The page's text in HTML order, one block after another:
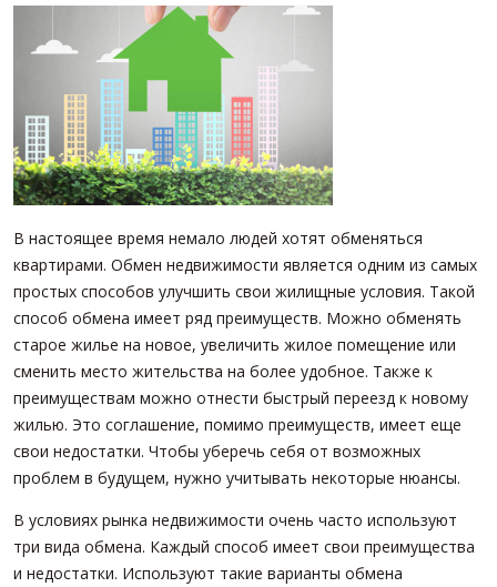
СТАТЬИ
ПАРТНЕРЫ
О НАС
Сотрудники
Вакансии
ОСТАВИТЬ ЗАЯВКУ
Расширенный поиск
В настоящее время немало людей хотят обменяться
квартирами. Обмен недвижимости является одним из самых
простых способов улучшить свои жилищные условия. Такой
способ обмена имеет ряд преимуществ. Можно обменять
старое жилье на новое, увеличить жилое помещение или
сменить место жительства на более удобное. Также к
преимуществам можно отнести быстрый переезд к новому
жилью. Это соглашение, помимо преимуществ, имеет еще
свои недостатки. Чтобы уберечь себя от возможных
проблем в будущем, нужно учитывать некоторые нюансы.
В условиях рынка недвижимости очень часто используют
три вида обмена. Каждый способ имеет свои преимущества
и недостатки. Используют такие варианты обмена